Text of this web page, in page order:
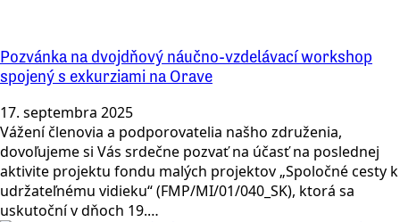
Pozvánka na dvojdňový náučno-vzdelávací workshop
spojený s exkurziami na Orave
17. septembra 2025
Vážení členovia a podporovatelia našho združenia,
dovoľujeme si Vás srdečne pozvať na účasť na poslednej
aktivite projektu fondu malých projektov „Spoločné cesty k
udržateľnému vidieku“ (FMP/MI/01/040_SK), ktorá sa
uskutoční v dňoch 19.…